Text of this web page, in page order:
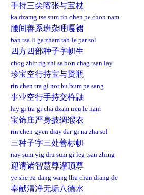
手持三尖喀张与宝杖
ka dzamg tse sum rin chen pe chon nam
腰间善系班杂哩嘎裙
ban tsa li ga zham tab le par sol
四方四部种子字帜生
chog zhir rig zhi sa bon chag tsan lay
珍宝空行持宝与贤瓶
rin chen tra gi nor bu bum pa sang
事业空行手持交杵鼬
lay gi tra gi cha dzam neu le nam
宝饰庄严身披绸缎衣
rin chen gyen dray dar gi na zha sol
三种子字三处善标帜
nay sum yig dru sum gi leg tsan zhing
迎请诸智慧尊灌顶尊
ye she pa dang wang lha chan drang de
奉献清净无垢八德水